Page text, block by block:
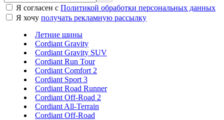
Я согласен с Политикой обработки персональных данных
Я хочу получать рекламную рассылку
Летние шины
Cordiant Gravity
Cordiant Gravity SUV
Cordiant Run Tour
Cordiant Comfort 2
Cordiant Sport 3
Cordiant Road Runner
Cordiant Off-Road 2
Cordiant All-Terrain
Cordiant Off-Road